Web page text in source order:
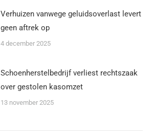
Verhuizen vanwege geluidsoverlast levert
geen aftrek op
4 december 2025
Schoenherstelbedrijf verliest rechtszaak
over gestolen kasomzet
13 november 2025